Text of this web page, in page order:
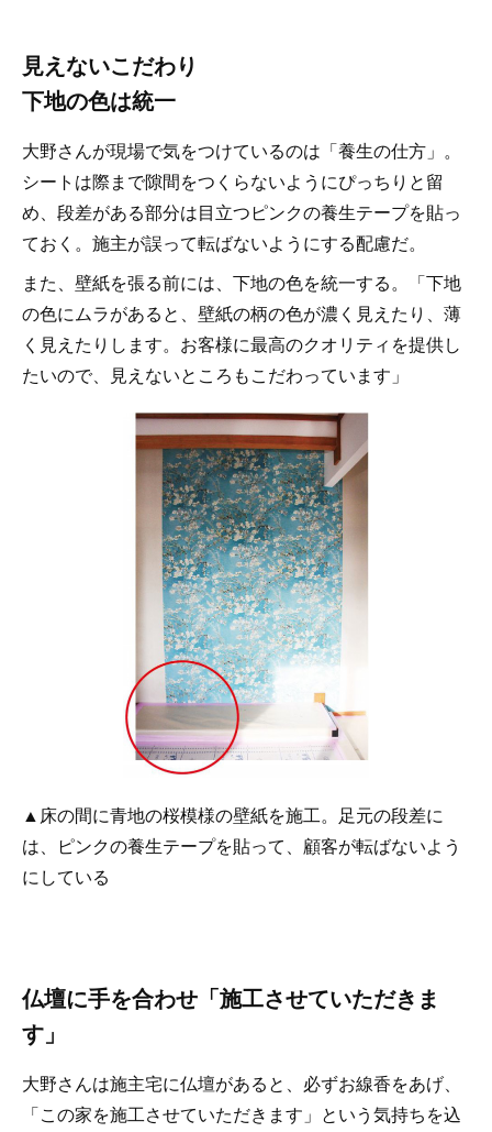
見えないこだわり
下地の色は統一
大野さんが現場で気をつけているのは「養生の仕方」。
シートは際まで隙間をつくらないようにぴっちりと留
め、段差がある部分は目立つピンクの養生テープを貼っ
ておく。施主が誤って転ばないようにする配慮だ。
また、壁紙を張る前には、下地の色を統一する。「下地
の色にムラがあると、壁紙の柄の色が濃く見えたり、薄
く見えたりします。お客様に最高のクオリティを提供し
たいので、見えないところもこだわっています」
▲床の間に青地の桜模様の壁紙を施工。足元の段差に
は、ピンクの養生テープを貼って、顧客が転ばないよう
にしている
仏壇に手を合わせ「施工させていただきま
す」
大野さんは施主宅に仏壇があると、必ずお線香をあげ、
「この家を施工させていただきます」という気持ちを込